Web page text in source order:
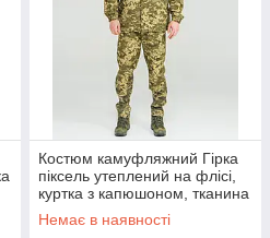
Костюм камуфляжний Гірка
піксель утеплений на флісі,
куртка з капюшоном, тканина
грета, 46,48,50,52,54,56,58р
Немає в наявності